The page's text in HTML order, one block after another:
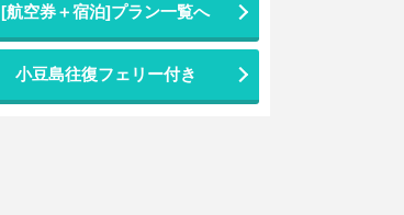
[航空券＋宿泊]プラン一覧へ
小豆島往復フェリー付き